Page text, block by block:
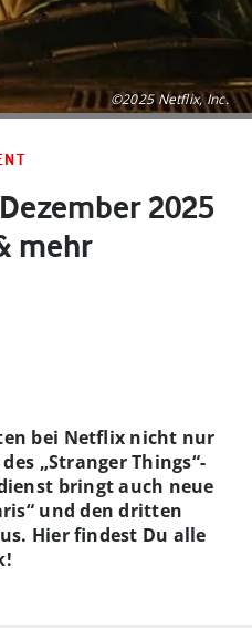
©2025 Netflix, Inc.
2025
mehr
bei Netflix nicht nur
„Stranger Things“-
bringt auch neue
und den dritten
Hier findest Du alle